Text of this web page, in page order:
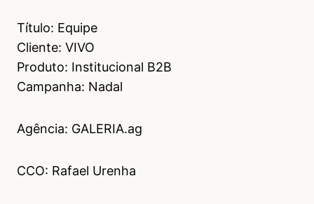
Título: Equipe
Cliente: VIVO
Produto: Institucional B2B
Campanha: Nadal
Agência: GALERIA.ag
CCO: Rafael Urenha